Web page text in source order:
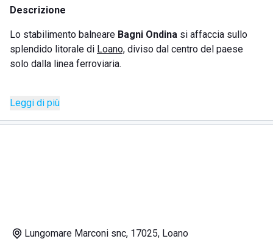
Descrizione
Lo stabilimento balneare Bagni Ondina si affaccia sullo
splendido litorale di Loano, diviso dal centro del paese
solo dalla linea ferroviaria.
un ampio e curato lembo di spiaggia che si protende in un
piccolo molo sul mare, assicurando a tutti lo spazio per
Ai Bagni Ondinanon mancano neppure i divertimenti
Leggi di più
Lungomare Marconi snc, 17025, Loano